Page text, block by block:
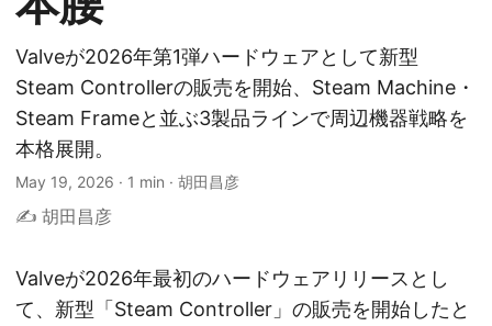
Valveが2026年第1弾ハードウェアとして新型
Steam Controllerの販売を開始、Steam Machine・
Steam Frameと並ぶ3製品ラインで周辺機器戦略を
本格展開。
May 19, 2026 · 1 min · 胡田昌彦
✍️ 胡田昌彦
Valveが2026年最初のハードウェアリリースとし
て、新型「Steam Controller」の販売を開始したと